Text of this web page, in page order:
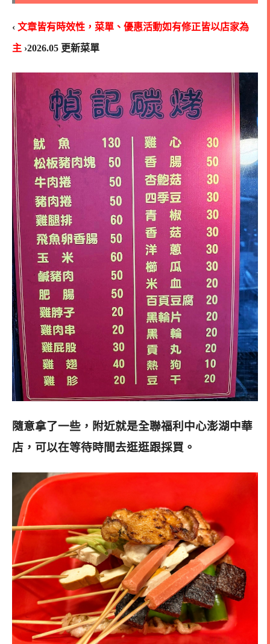
‹ 文章皆有時效性，菜單、優惠活動如有修正皆以店家為
主 ›2026.05 更新菜單
隨意拿了一些，附近就是全聯福利中心澎湖中華
店，可以在等待時間去逛逛跟採買。